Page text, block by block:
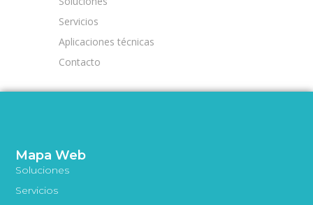
Servicios
Aplicaciones técnicas
Contacto
Mapa Web
Soluciones
Servicios